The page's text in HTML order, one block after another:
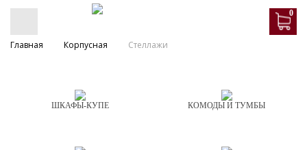
0
Главная Корпусная Стеллажи
ШКАФЫ-КУПЕ КОМОДЫ И ТУМБЫ